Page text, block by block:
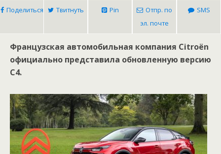
Поделиться Твитнуть Pin
Отпр. по
эл. почте
SMS
Французская автомобильная компания Citroën
официально представила обновленную версию
C4.